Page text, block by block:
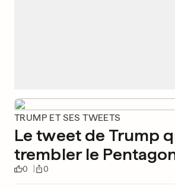
TRUMP ET SES TWEETS
Le tweet de Trump
trembler le
0 0